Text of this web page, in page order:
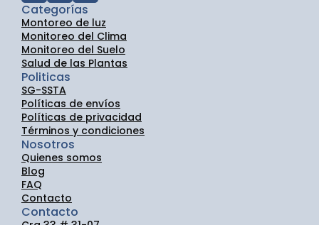
Categorías
Montoreo de luz
Monitoreo del Clima
Monitoreo del Suelo
Salud de las Plantas
Politicas
SG-SSTA
Políticas de envíos
Políticas de privacidad
Términos y condiciones
Nosotros
Quienes somos
Blog
FAQ
Contacto
Contacto